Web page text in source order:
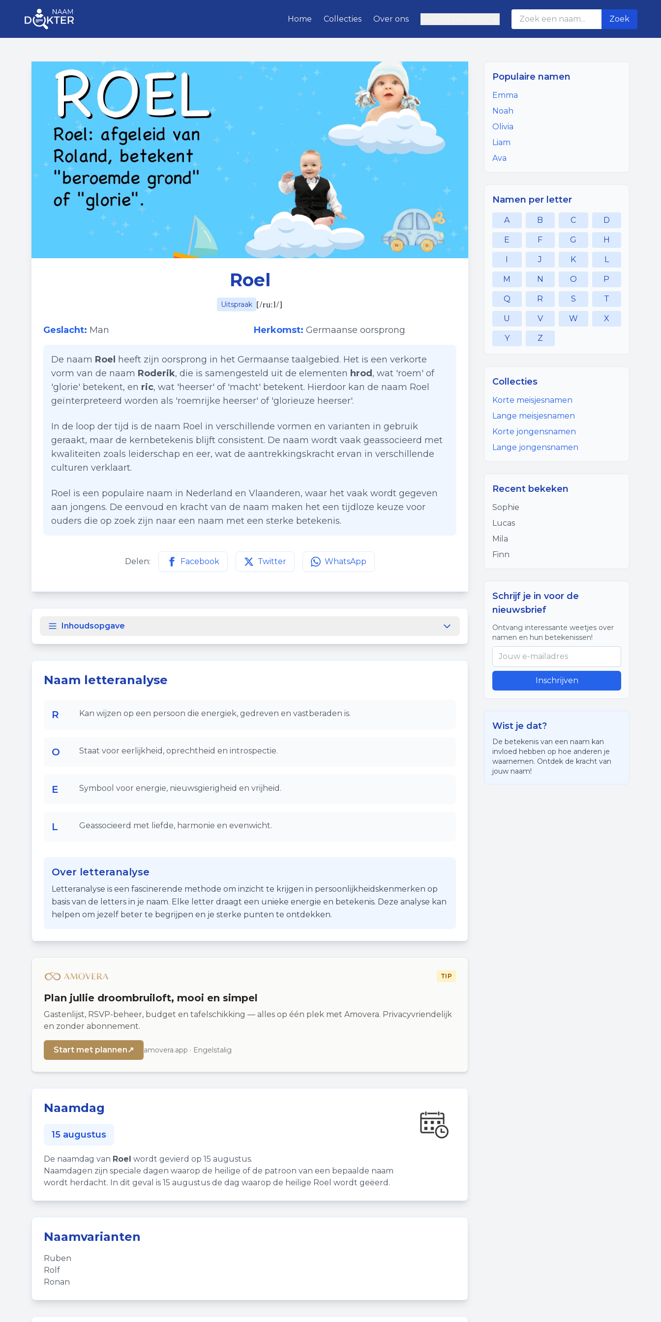
Home Collecties Over ons Zoek
Roel
Uitspraak [/ruːl/]
Geslacht: Man Herkomst: Germaanse oorsprong
De naam Roel
heeft zijn oorsprong in het Germaanse taalgebied. Het is een verkorte
vorm van de naam Roderik, die is samengesteld uit de elementen hrod , wat 'roem' of
'glorie' betekent, en ric, wat 'heerser' of 'macht' betekent. Hierdoor kan de naam Roel
geïnterpreteerd worden als 'roemrijke heerser' of 'glorieuze heerser'.
In de loop der tijd is de naam Roel in verschillende vormen en varianten in gebruik
geraakt, maar de kernbetekenis blijft consistent. De naam wordt vaak geassocieerd met
kwaliteiten zoals leiderschap en eer, wat de aantrekkingskracht ervan in verschillende
culturen verklaart.
Roel is een populaire naam in Nederland en Vlaanderen, waar het vaak wordt gegeven
aan jongens. De eenvoud en kracht van de naam maken het een tijdloze keuze voor
ouders die op zoek zijn naar een naam met een sterke betekenis.
Delen: Facebook
Deel deze pagina op Facebook
Twitter
Deel deze pagina opTwitter
WhatsApp
Deel deze pagina op
Inhoudsopgave
Naam letteranalyse
R Kan wijzen op een persoon die energiek, gedreven en vastberaden is.
O Staat voor eerlijkheid, oprechtheid en introspectie.
E Symbool voor energie, nieuwsgierigheid en vrijheid.
L Geassocieerd met liefde, harmonie en evenwicht.
Over letteranalyse
Letteranalyse is een fascinerende methode om inzicht te krijgen in persoonlijkheidskenmerken op
basis van de letters in je naam. Elke letter draagt een unieke energie en betekenis. Deze analyse kan
helpen om jezelf beter te begrijpen en je sterke punten te ontdekken.
TIP
Plan jullie droombruiloft, mooi en simpel
Gastenlijst, RSVP-beheer, budget en tafelschikking — alles op één plek met Amovera. Privacyvriendelijk
en zonder abonnement.
Start met plannen↗ amovera.app · Engelstalig
Naamdag
15 augustus
De naamdag van Roel wordt gevierd op 15 augustus.
Naamdagen zijn speciale dagen waarop de heilige of de patroon van een bepaalde naam
wordt herdacht. In dit geval is 15 augustus de dag waarop de heilige Roel wordt geëerd.
Naamvarianten
Ruben
Rolf
Ronan
Populaire namen
Emma
Noah
Olivia
Liam
Ava
Namen per letter
A B C D
E F G H
I J K L
M N O P
Q R S T
U V W X
Y Z
Collecties
Korte meisjesnamen
Lange meisjesnamen
Korte jongensnamen
Lange jongensnamen
Recent bekeken
Sophie
Lucas
Mila
Finn
Schrijf je in voor de
nieuwsbrief
Ontvang interessante weetjes over
namen en hun betekenissen!
Inschrijven
Wist je dat?
De betekenis van een naam kan
invloed hebben op hoe anderen je
waarnemen. Ontdek de kracht van
jouw naam!